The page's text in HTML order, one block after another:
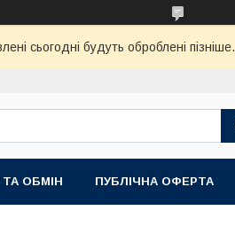
сьогодні будуть оброблені пізніше.
ОБМІН ПУБЛІЧНА ОФЕРТА